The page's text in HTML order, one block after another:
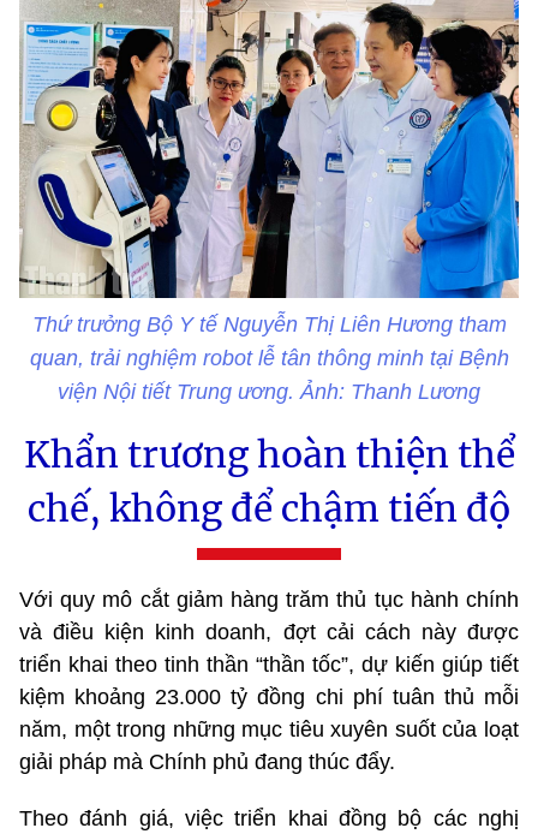
Thứ trưởng Bộ Y tế Nguyễn Thị Liên Hương tham
quan, trải nghiệm robot lễ tân thông minh tại Bệnh
viện Nội tiết Trung ương. Ảnh: Thanh Lương
Khẩn trương hoàn thiện thể
chế, không để chậm tiến độ
Với quy mô cắt giảm hàng trăm thủ tục hành chính
và điều kiện kinh doanh, đợt cải cách này được
triển khai theo tinh thần “thần tốc”, dự kiến giúp tiết
kiệm khoảng 23.000 tỷ đồng chi phí tuân thủ mỗi
năm, một trong những mục tiêu xuyên suốt của loạt
giải pháp mà Chính phủ đang thúc đẩy.
Theo đánh giá, việc triển khai đồng bộ các nghị